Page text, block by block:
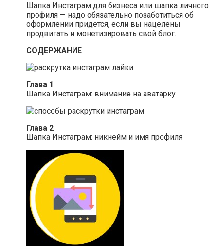
Шапка Инстаграм для бизнеса или шапка личного
профиля — надо обязательно позаботиться об
оформлении придется, если вы нацелены
продвигать и монетизировать свой блог.
СОДЕРЖАНИЕ
Глава 1
Шапка Инстаграм: внимание на аватарку
Глава 2
Шапка Инстаграм: никнейм и имя профиля